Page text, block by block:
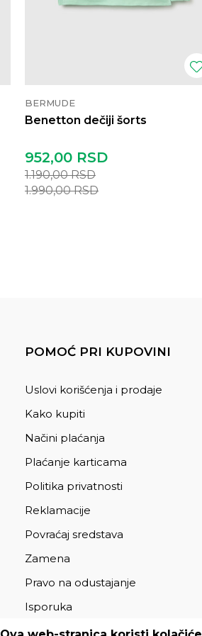
BERMUDE
Benetton dečiji šorts
952,00 RSD
1.190,00RSD
1.990,00RSD
POMOĆ PRI KUPOVINI
Uslovi korišćenja i prodaje
Kako kupiti
Načini plaćanja
Plaćanje karticama
Politika privatnosti
Reklamacije
Povraćaj sredstava
Zamena
Pravo na odustajanje
Isporuka